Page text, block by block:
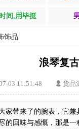
间,用毕挺
饰品
浪琴复
03 11:51:48 货品
家带来了的腕表，它
的回味与感慨，那是